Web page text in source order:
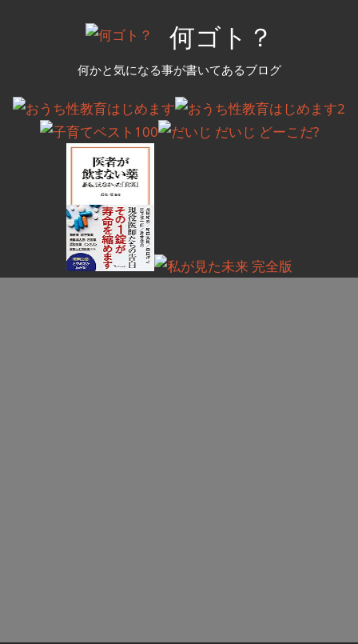
ツ
何ゴト？
何かと気になる事が書いてあるブログ